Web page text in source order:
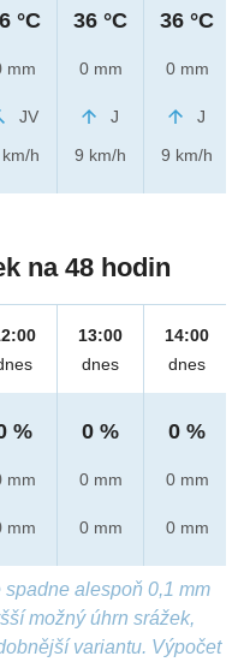
°C
mm
JV
h
36 °C
0 mm
J
9 km/h
36 °C
0 mm
J
9 km/h
na 48 hodin
%
mm
mm
13:00
dnes
0 %
0 mm
0 mm
14:00
dnes
0 %
0 mm
0 mm
alespoň 0,1 mm
možný úhrn srážek,
variantu. Výpočet